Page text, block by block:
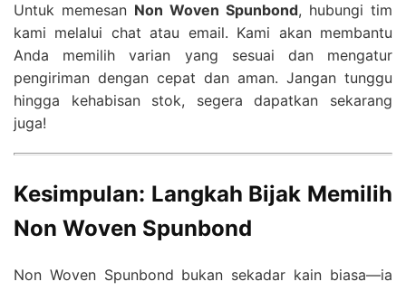
Untuk memesan Non Woven Spunbond, hubungi tim
kami melalui chat atau email. Kami akan membantu
Anda memilih varian yang sesuai dan mengatur
pengiriman dengan cepat dan aman. Jangan tunggu
hingga kehabisan stok, segera dapatkan sekarang
juga!
Kesimpulan: Langkah Bijak Memilih
Non Woven Spunbond
Non Woven Spunbond bukan sekadar kain biasa—ia